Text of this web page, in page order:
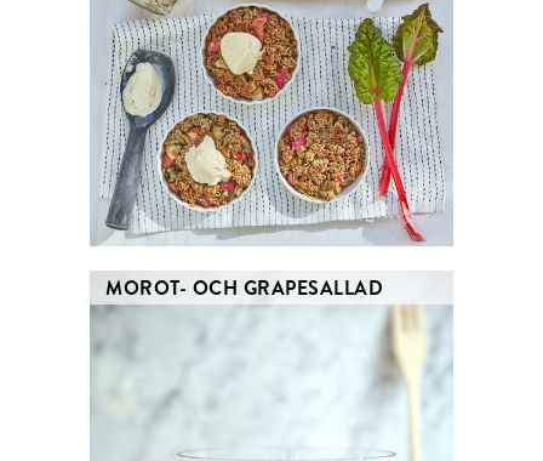
MOROT- OCH GRAPESALLAD